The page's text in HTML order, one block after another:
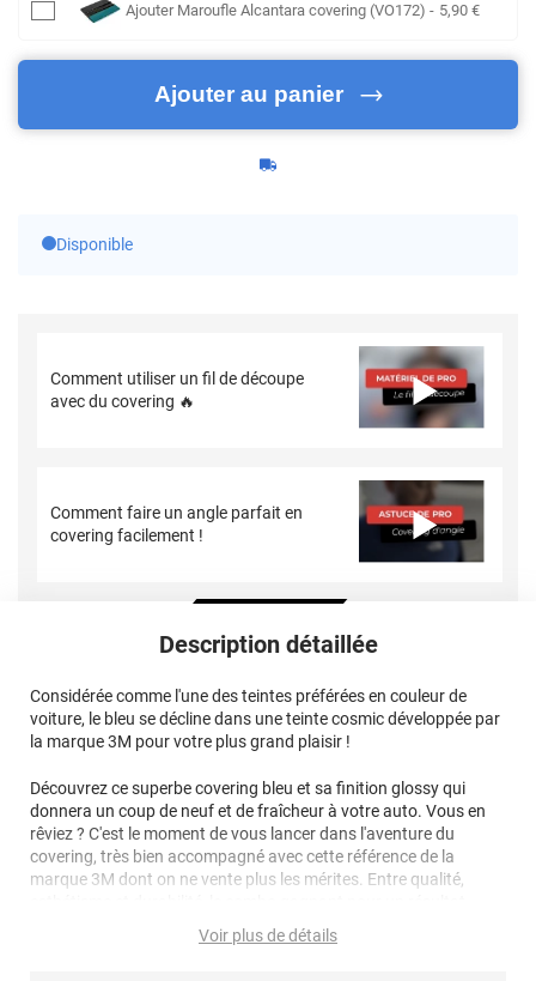
Ajouter Maroufle Alcantara covering (VO172) - 5,90 €
Ajouter au panier
Disponible
Comment utiliser un fil de découpe
avec du covering 🔥
Comment faire un angle parfait en
covering facilement !
Description détaillée
Considérée comme l'une des teintes préférées en couleur de
voiture, le bleu se décline dans une teinte cosmic développée par
la marque 3M pour votre plus grand plaisir !
Découvrez ce superbe covering bleu et sa finition glossy qui
donnera un coup de neuf et de fraîcheur à votre auto. Vous en
rêviez ? C'est le moment de vous lancer dans l'aventure du
covering, très bien accompagné avec cette référence de la
marque 3M dont on ne vente plus les mérites. Entre qualité,
Voir plus de détails